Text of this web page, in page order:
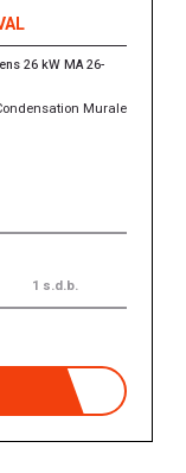
26 kW MA 26-
Murale
1 s.d.b.